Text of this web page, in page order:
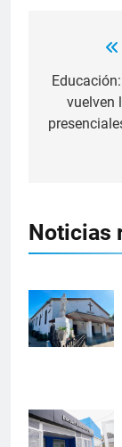
vuelven
Noticias